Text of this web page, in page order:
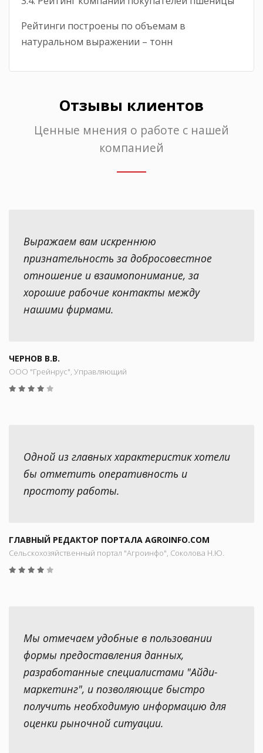
Рейтинги построены по объемам в
натуральном выражении – тонн
Отзывы клиентов
Ценные мнения о работе с нашей
компанией
Выражаем вам искреннюю
признательность за добросовестное
отношение и взаимопонимание, за
хорошие рабочие контакты между
нашими фирмами.
ЧЕРНОВ В.В.
ООО "Грейнрус", Управляющий
Одной из главных характеристик хотели
бы отметить оперативность и
простоту работы.
ГЛАВНЫЙ РЕДАКТОР ПОРТАЛА AGROINFO.COM
Сельскохозяйственный портал "Агроинфо", Соколова Н.Ю.
Мы отмечаем удобные в пользовании
формы предоставления данных,
разработанные специалистами "Айди-
маркетинг", и позволяющие быстро
получить необходимую информацию для
оценки рыночной ситуации.